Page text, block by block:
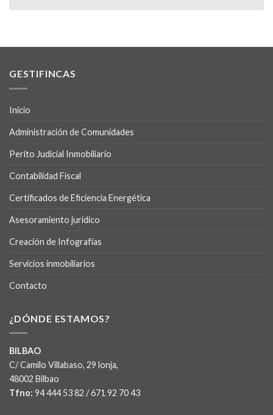
GESTIFINCAS
Inicio
Administración de Comunidades
Perito Judicial Inmobiliario
Contabilidad Fiscal
Certificados de Eficiencia Energética
Asesoramiento jurídico
Creación de Infografías
Servicios inmobiliarios
Contacto
¿DÓNDE ESTAMOS?
BILBAO
C/ Camilo Villabaso, 29 lonja,
48002 Bilbao
Tfno: 94 444 53 82 /671 92 70 43